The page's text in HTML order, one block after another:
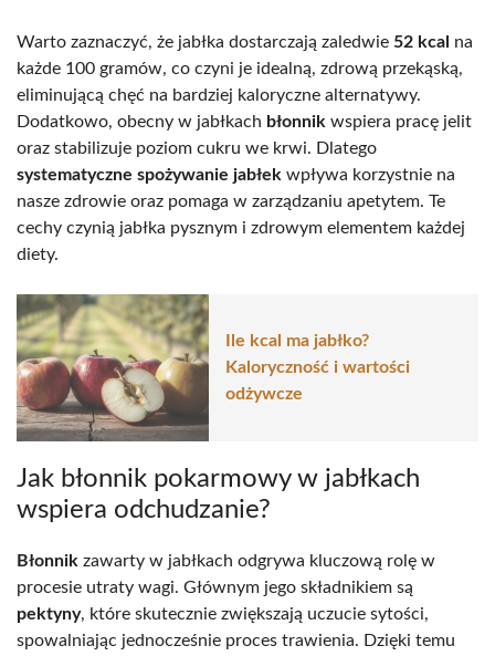
Warto zaznaczyć, że jabłka dostarczają zaledwie 52 kcal na
każde 100 gramów, co czyni je idealną, zdrową przekąską,
eliminującą chęć na bardziej kaloryczne alternatywy.
Dodatkowo, obecny w jabłkach błonnik wspiera pracę jelit
oraz stabilizuje poziom cukru we krwi. Dlatego
systematyczne spożywanie jabłek wpływa korzystnie na
nasze zdrowie oraz pomaga w zarządzaniu apetytem. Te
cechy czynią jabłka pysznym i zdrowym elementem każdej
diety.
Ile kcal ma jabłko?
Kaloryczność i wartości
odżywcze
Jak błonnik pokarmowy w jabłkach
wspiera odchudzanie?
Błonnik zawarty w jabłkach odgrywa kluczową rolę w
procesie utraty wagi. Głównym jego składnikiem są
pektyny, które skutecznie zwiększają uczucie sytości,
spowalniając jednocześnie proces trawienia. Dzięki temu